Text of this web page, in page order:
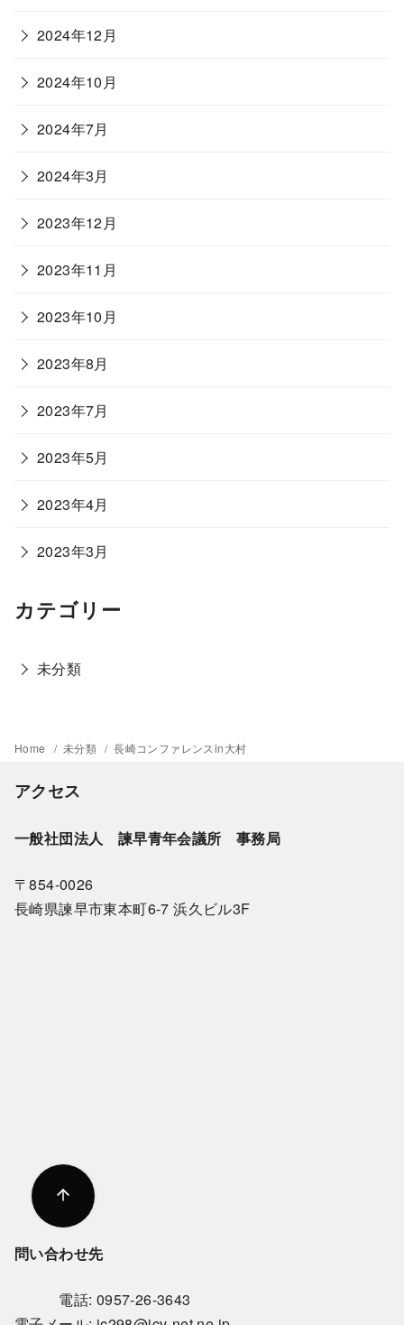
2024年12月
2024年10月
2024年7月
2024年3月
2023年12月
2023年11月
2023年10月
2023年8月
2023年7月
2023年5月
2023年4月
2023年3月
カテゴリー
未分類
Home 未分類 長崎コンファレンスin大村
アクセス
一般社団法人 諫早青年会議所 事務局
〒854-0026
長崎県諫早市東本町6-7 浜久ビル3F
問い合わせ先
電話: 0957-26-3643